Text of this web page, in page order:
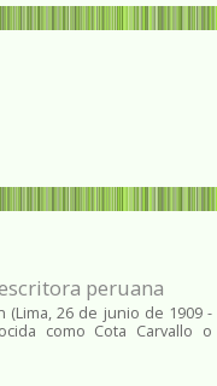
peruana
(Lima, 26 de junio de 1909 -
como Cota Carvallo o